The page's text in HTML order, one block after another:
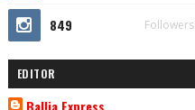
849 Followers
EDITOR
Ballia Express